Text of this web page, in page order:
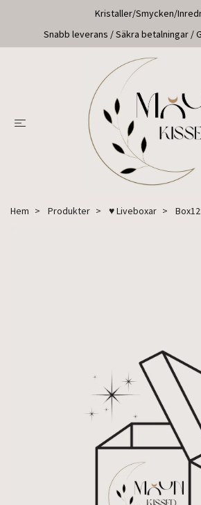
Kristaller/Smycken/
Snabb leverans / Säkra betalningar /
Hem Produkter ♥ Liveboxar